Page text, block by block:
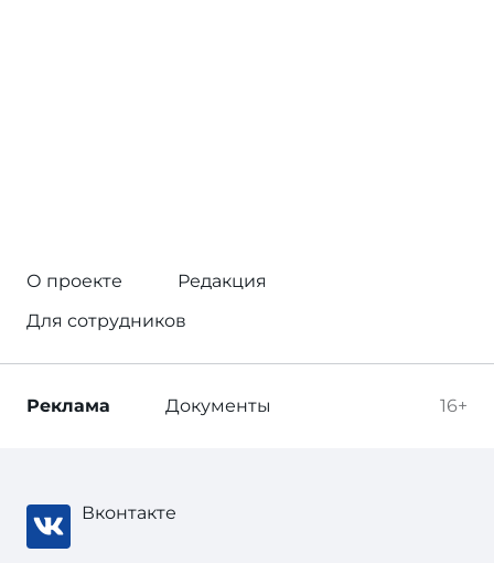
О проекте
Редакция
Для сотрудников
16+
Реклама Документы
Вконтакте